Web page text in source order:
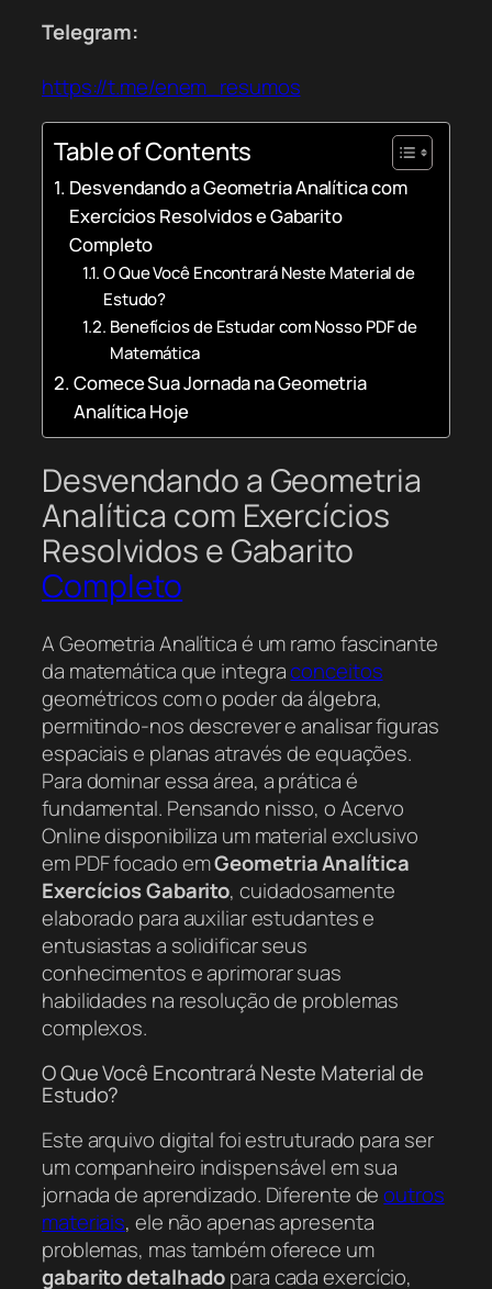
Telegram:
https://t.me/enem_resumos
Table of Contents
Desvendando a Geometria Analítica com
Exercícios Resolvidos e Gabarito
Completo
O Que Você Encontrará Neste Material de
Estudo?
Benefícios de Estudar com Nosso PDF de
Matemática
Comece Sua Jornada na Geometria
Analítica Hoje
Desvendando a Geometria
Analítica com Exercícios
Resolvidos e Gabarito
Completo
A Geometria Analítica é um ramo fascinante
da matemática que integraconceitos
geométricos com o poder da álgebra,
permitindo-nos descrever e analisar figuras
espaciais e planas através de equações.
Para dominar essa área, a prática é
fundamental. Pensando nisso, o Acervo
Online disponibiliza um material exclusivo
em PDF focado emGeometria Analítica
Exercícios Gabarito, cuidadosamente
elaborado para auxiliar estudantes e
entusiastas a solidificar seus
conhecimentos e aprimorar suas
habilidades na resolução de problemas
complexos.
O Que Você Encontrará Neste Material de
Estudo?
Este arquivo digital foi estruturado para ser
um companheiro indispensável em sua
jornada de aprendizado. Diferente deoutros
materiais, ele não apenas apresenta
problemas, mas também oferece um
gabarito detalhadopara cada exercício,